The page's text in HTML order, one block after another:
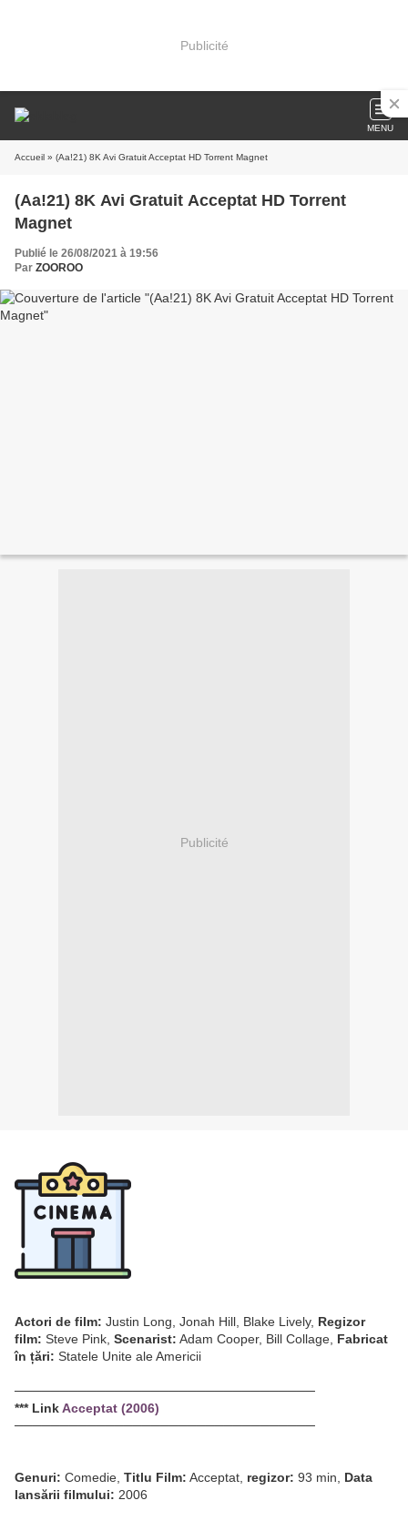
Publicité
MENU
Accueil » (Aa!21) 8K Avi Gratuit Acceptat HD Torrent Magnet
(Aa!21) 8K Avi Gratuit Acceptat HD Torrent
Magnet
Publié le 26/08/2021 à 19:56
Par ZOOROO
Publicité
Actori de film: Justin Long, Jonah Hill, Blake Lively, Regizor
film: Steve Pink, Scenarist: Adam Cooper, Bill Collage, Fabricat
în țări: Statele Unite ale Americii
─────────────────────────────────
*** LinkAcceptat (2006)
─────────────────────────────────
Genuri: Comedie, Titlu Film: Acceptat, regizor: 93 min, Data
lansării filmului: 2006